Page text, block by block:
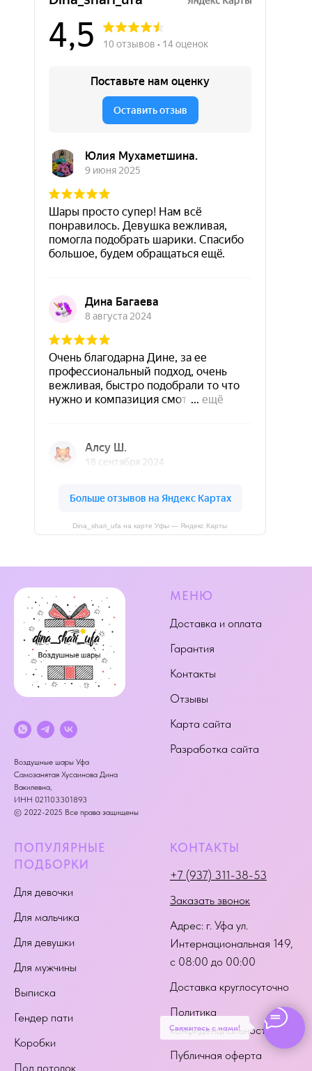
Свяжитесь с нами!
Dina_shari_ufa на карте Уфы — Яндекс Карты
Воздушные шары Уфа
Самозанятая Хусаинова Дина
Вакилевна,
ИНН 021103301893
© 2022-2025 Все права защищены
МЕНЮ
Доставка и оплата
Гарантия
Контакты
Отзывы
Карта сайта
Разработка сайта
ПОПУЛЯРНЫЕ
ПОДБОРКИ
Для девочки
Для мальчика
Для девушки
Для мужчины
Выписка
Гендер пати
Коробки
Под потолок
КОНТАКТЫ
+7 (937) 311-38-53
Заказать звонок
Адрес: г. Уфа ул.
Интернациональная 149,
с 08:00 до 00:00
Доставка круглосуточно
Политика
конфиденциальности
Публичная оферта